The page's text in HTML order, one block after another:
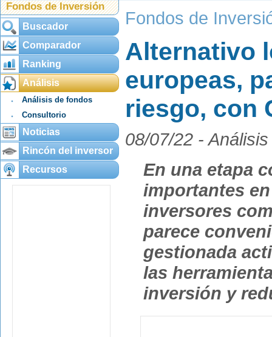
Fondos de Inversión
Buscador
Comparador
Ranking
Análisis
Análisis de fondos
Consultorio
Noticias
Rincón del inversor
Recursos
Fondos de
Alternativo
europeas,
riesgo, con
08/07/22 -Análisis
En una etapa
importantes
inversores
parece
gestionada
las
inversión y